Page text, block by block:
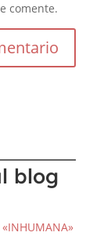
comente.
blog
«INHUMANA»